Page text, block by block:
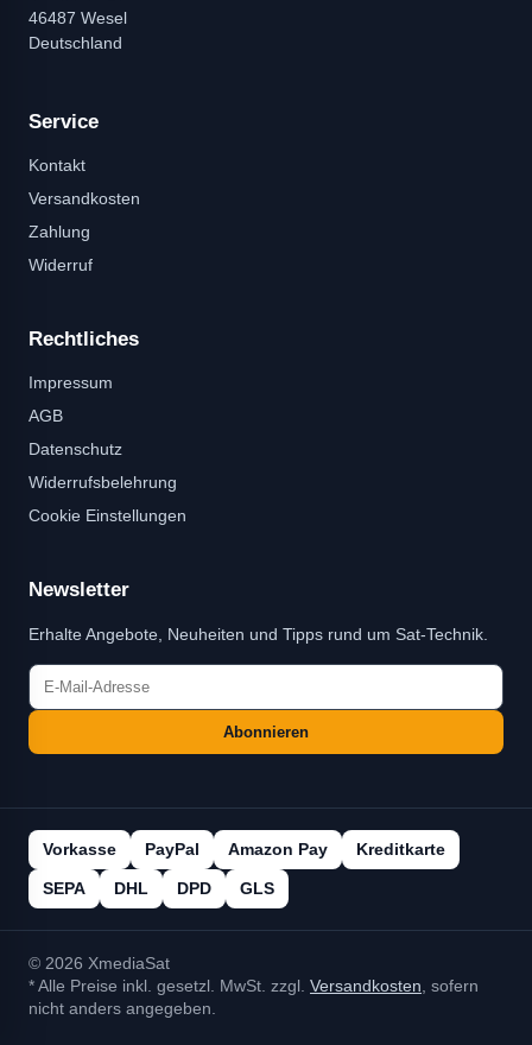
46487 Wesel
Deutschland
Service
Kontakt
Versandkosten
Zahlung
Widerruf
Rechtliches
Impressum
AGB
Datenschutz
Widerrufsbelehrung
Cookie Einstellungen
Newsletter
Erhalte Angebote, Neuheiten und Tipps rund um Sat-Technik.
Abonnieren
Vorkasse PayPal Amazon Pay Kreditkarte
SEPA DHL DPD GLS
© 2026 XmediaSat
* Alle Preise inkl. gesetzl. MwSt. zzgl. Versandkosten , sofern
nicht anders angegeben.